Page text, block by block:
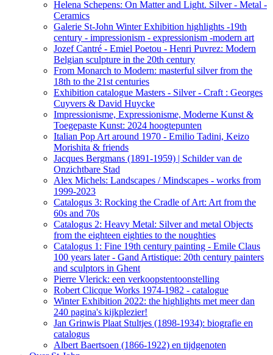
Helena Schepens: On Matter and Light. Silver - Metal -
Ceramics
Galerie St-John Winter Exhibition highlights -19th
century - impressionism - expressionism -modern art
Jozef Cantré - Emiel Poetou - Henri Puvrez: Modern
Belgian sculpture in the 20th century
From Monarch to Modern: masterful silver from the
18th to the 21st centuries
Exhibition catalogue Masters - Silver - Craft : Georges
Cuyvers & David Huycke
Impressionisme, Expressionisme, Moderne Kunst &
Toegepaste Kunst: 2024 hoogtepunten
Italian Pop Art around 1970 - Emilio Tadini, Keizo
Morishita & friends
Jacques Bergmans (1891-1959) | Schilder van de
Onzichtbare Stad
Alex Michels: Landscapes / Mindscapes - works from
1999-2023
Catalogus 3: Rocking the Cradle of Art: Art from the
60s and 70s
Catalogus 2: Heavy Metal: Silver and metal Objects
from the eighteen eighties to the noughties
Catalogus 1: Fine 19th century painting - Emile Claus
100 years later - Gand Artistique: 20th century painters
and sculptors in Ghent
Pierre Vlerick: een verkoopstentoonstelling
Robert Clicque Works 1974-1982 - catalogue
Winter Exhibition 2022: the highlights met meer dan
240 pagina's kijkplezier!
Jan Grinwis Plaat Stultjes (1898-1934): biografie en
catalogus
Albert Baertsoen (1866-1922) en tijdgenoten